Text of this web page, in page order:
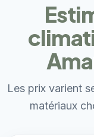
Les prix varient
matériaux